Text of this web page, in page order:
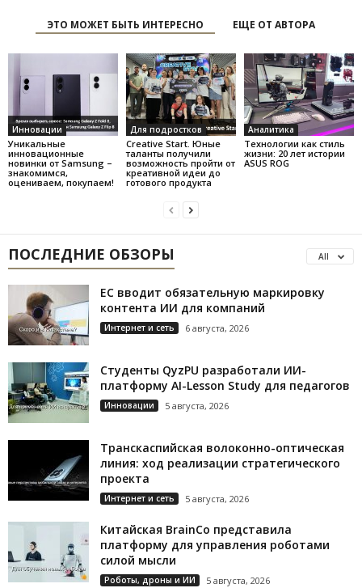
ЭТО МОЖЕТ БЫТЬ ИНТЕРЕСНО ЕЩЕ ОТ АВТОРА
Инновации
Уникальные
инновационные
новинки от Samsung –
знакомимся,
оцениваем, покупаем!
Для подростков
Creative Start. Юные
таланты получили
возможность пройти от
креативной идеи до
готового продукта
Аналитика
Технологии как стиль
жизни: 20 лет истории
ASUS ROG
ПОСЛЕДНИЕ ОБЗОРЫ All
ЕС вводит обязательную маркировку
контента ИИ для компаний
Интернет и сеть 6 августа, 2026
Студенты QyzPU разработали ИИ-
платформу AI-Lesson Study для педагогов
Инновации 5 августа, 2026
Транскаспийская волоконно-оптическая
линия: ход реализации стратегического
проекта
Интернет и сеть 5 августа, 2026
Китайская BrainCo представила
платформу для управления роботами
силой мысли
Роботы, дроны и ИИ 5 августа, 2026